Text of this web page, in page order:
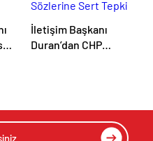
İletişim Başkanı
Duran’dan CHP